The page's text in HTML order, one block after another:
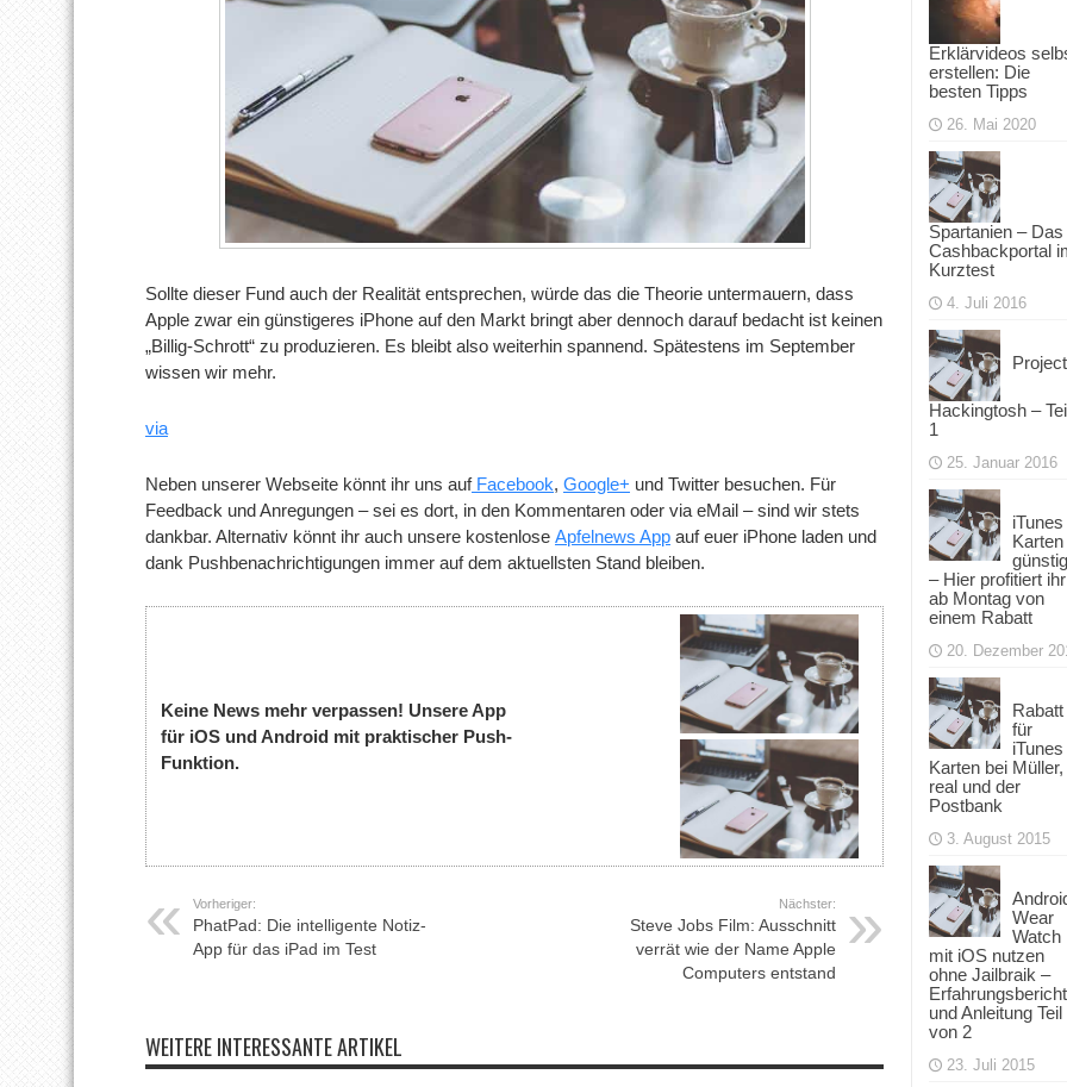
Sollte dieser Fund auch der Realität entsprechen, würde das die Theorie untermauern, dass
Apple zwar ein günstigeres iPhone auf den Markt bringt aber dennoch darauf bedacht ist keinen
„Billig-Schrott“ zu produzieren. Es bleibt also weiterhin spannend. Spätestens im September
wissen wir mehr.
via
Neben unserer Webseite könnt ihr uns aufFacebook, Google+ und Twitter besuchen. Für
Feedback und Anregungen – sei es dort, in den Kommentaren oder via eMail – sind wir stets
dankbar. Alternativ könnt ihr auch unsere kostenlose Apfelnews App auf euer iPhone laden und
dank Pushbenachrichtigungen immer auf dem aktuellsten Stand bleiben.
Keine News mehr verpassen! Unsere App
für iOS und Android mit praktischer Push-
Funktion.
Vorheriger:
PhatPad: Die intelligente Notiz-
App für das iPad im Test
Nächster:
Steve Jobs Film: Ausschnitt
verrät wie der Name Apple
Computers entstand
WEITERE INTERESSANTE ARTIKEL
Erklärvideos
erstellen: Die
besten Tipps
26. Mai 2020
Spartanien – Das
Cashbackportal
Kurztest
4. Juli 2016
Project
Hackingtosh –
1
25. Januar 2016
iTunes
Karten
– Hier profitiert ihr
ab Montag von
einem Rabatt
20. Dezember
Rabatt
für
iTunes
Karten bei Müller,
real und der
Postbank
3. August 2015
Wear
Watch
mit iOS nutzen
ohne Jailbraik –
Erfahrungsbericht
und Anleitung Teil
von 2
23. Juli 2015